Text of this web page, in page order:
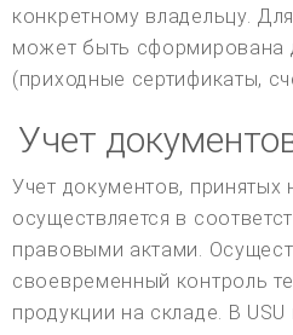
конкретному владельцу.
может быть сформирована
(приходные сертификаты,
Учет
Учет документов, принятых
осуществляется в
правовыми актами.
своевременный контроль
продукции на складе. В